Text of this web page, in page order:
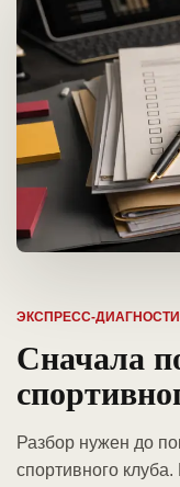
ЭКСПРЕСС-
Сначала
Разбор нужен до
спортивного